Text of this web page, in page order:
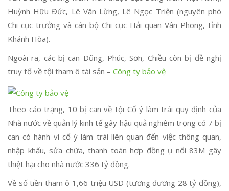
Huỳnh Hữu Đức, Lê Văn Lừng, Lê Ngọc Triện (nguyên phó
Chi cục trưởng và cán bộ Chi cục Hải quan Vân Phong, tỉnh
Khánh Hòa).
Ngoài ra, các bị can Dũng, Phúc, Sơn, Chiều còn bị đề nghị
truy tố về tội tham ô tài sản – Công ty bảo vệ
Theo cáo trạng, 10 bị can về tội Cố ý làm trái quy định của
Nhà nước về quản lý kinh tế gây hậu quả nghiêm trọng có 7 bị
can có hành vi cố ý làm trái liên quan đến việc thông quan,
nhập khẩu, sửa chữa, thanh toán hợp đồng ụ nổi 83M gây
thiệt hại cho nhà nước 336 tỷ đồng.
Về số tiền tham ô 1,66 triệu USD (tương đương 28 tỷ đồng),